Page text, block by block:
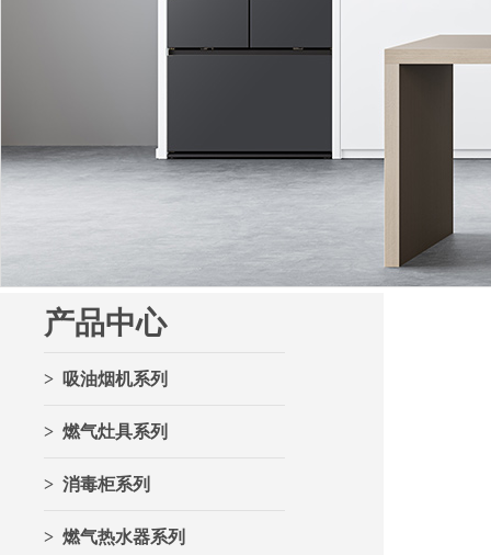
产品中心
> 吸油烟机系列
> 燃气灶具系列
> 消毒柜系列
> 燃气热水器系列